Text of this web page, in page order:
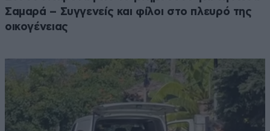
Σαμαρά – Συγγενείς και φίλοι στο πλευρό της
οικογένειας